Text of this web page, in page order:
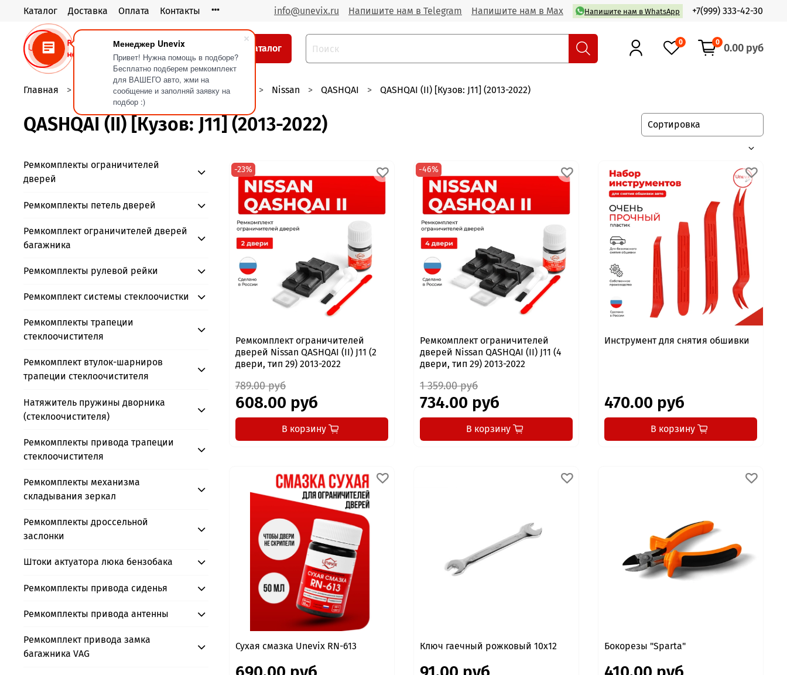
Менеджер Unevix
Привет! Нужна помощь в подборе?
Бесплатно подберем ремкомплект
для ВАШЕГО авто, жми на
сообщение и заполняй заявку на
подбор :)
Каталог Доставка Оплата Контакты info@unevix.ru Напишите нам в Telegram Напишите нам в Max Напишите нам в WhatsApp +7(999) 333-42-30
Каталог
0 0 0.00 руб
Главная Ремкомплекты ограничителей дверей Nissan QASHQAI QASHQAI (II) [Кузов: J11] (2013-2022)
QASHQAI (II) [Кузов: J11] (2013-2022)
-23%
Ремкомплект ограничителей
дверей Nissan QASHQAI (II) J11 (2
двери, тип 29) 2013-2022
789.00 руб
608.00 руб
В корзину
-46%
Ремкомплект ограничителей
дверей Nissan QASHQAI (II) J11 (4
двери, тип 29) 2013-2022
1 359.00 руб
734.00 руб
В корзину
Инструмент для снятия обшивки
470.00 руб
В корзину
Сухая смазка Unevix RN-613 Ключ гаечный рожковый 10x12 Бокорезы "Sparta"
Ремкомплекты ограничителей
дверей
Ремкомплекты петель дверей
Ремкомплект ограничителей дверей
багажника
Ремкомплекты рулевой рейки
Ремкомплект системы стеклоочистки
Ремкомплекты трапеции
стеклоочистителя
Ремкомплект втулок-шарниров
трапеции стеклоочистителя
Натяжитель пружины дворника
(стеклоочистителя)
Ремкомплекты привода трапеции
стеклоочистителя
Ремкомплекты механизма
складывания зеркал
Ремкомплекты дроссельной
заслонки
Штоки актуатора люка бензобака
Ремкомплекты привода сиденья
Ремкомплекты привода антенны
Ремкомплект привода замка
багажника VAG